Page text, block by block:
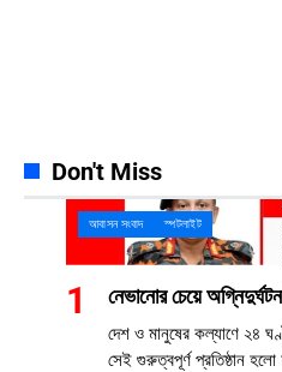
Don't Miss
আবাসন সংবাদ স্পটলাইট
নেভানোর চেয়ে
দেশ ও মানুষের কল্যাণে ২৪
সেই গুরুত্বপূর্ণ প্রতিষ্ঠান হলো